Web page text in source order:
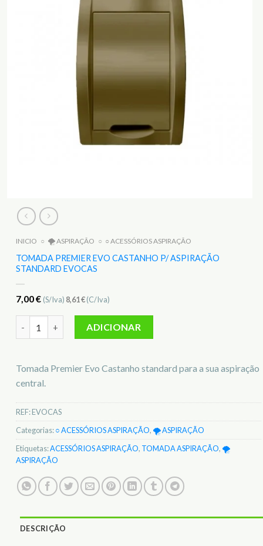
INICIO ○ 🌪️ ASPIRAÇÃO ○ ○ ACESSÓRIOS ASPIRAÇÃO
TOMADA PREMIER EVO CASTANHO P/ ASPIRAÇÃO
STANDARD EVOCAS
7,00€ (S/Iva) 8,61€(C/Iva)
ADICIONAR
Tomada Premier Evo Castanho standard para a sua aspiração
central.
REF:EVOCAS
Categorias:○ ACESSÓRIOS ASPIRAÇÃO, 🌪️ ASPIRAÇÃO
Etiquetas:ACESSÓRIOS ASPIRAÇÃO, TOMADA ASPIRAÇÃO, 🌪️
ASPIRAÇÃO
DESCRIÇÃO